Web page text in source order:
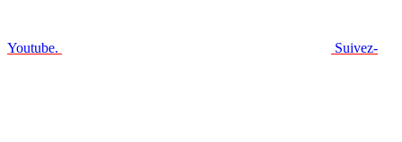
Youtube. Suivez-